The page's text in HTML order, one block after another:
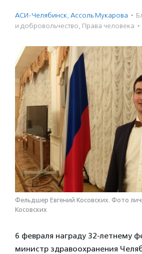
АСИ-Челябинск, Ассоль Мукарова ·
и доброволь­чест­во, Права человека ·
Фельдшер Евгений Косовских. Фото
Косовских
6 февраля награду 32-летнему
министр здравоохранения